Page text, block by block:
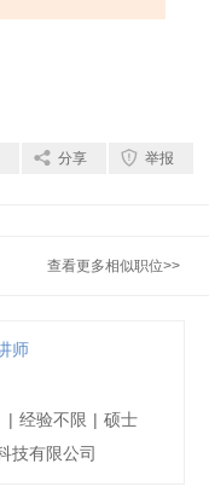
分享 举报
查看更多相似职位>>
师
| 经验不限 | 硕士
技有限公司